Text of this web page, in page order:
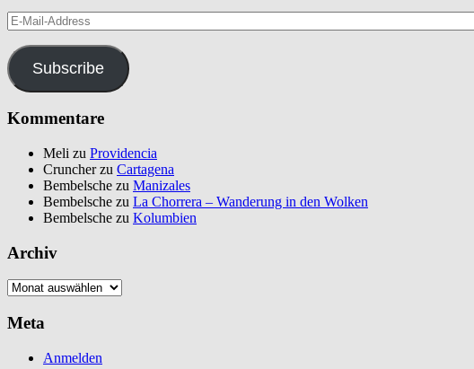
E-
Mail-
Address
Subscribe
Kommentare
Meli zu Providencia
Cruncherzu Cartagena
Bembelsche zu Manizales
Bembelsche zu La Chorrera – Wanderung in den Wolken
Bembelsche zu Kolumbien
Archiv
Archiv
Meta
Anmelden